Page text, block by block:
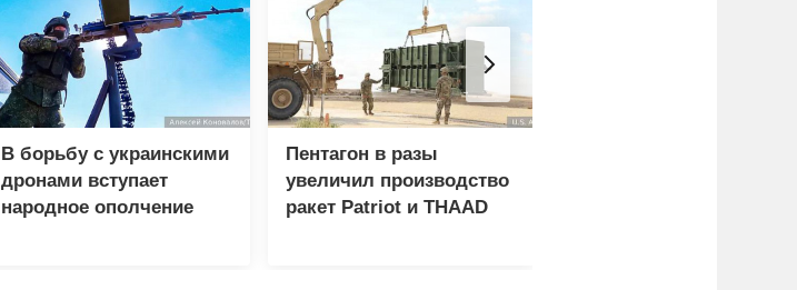
В борьбу с украинскими
дронами вступает
народное ополчение
Пентагон в разы
увеличил производство
ракет Patriot и THAAD